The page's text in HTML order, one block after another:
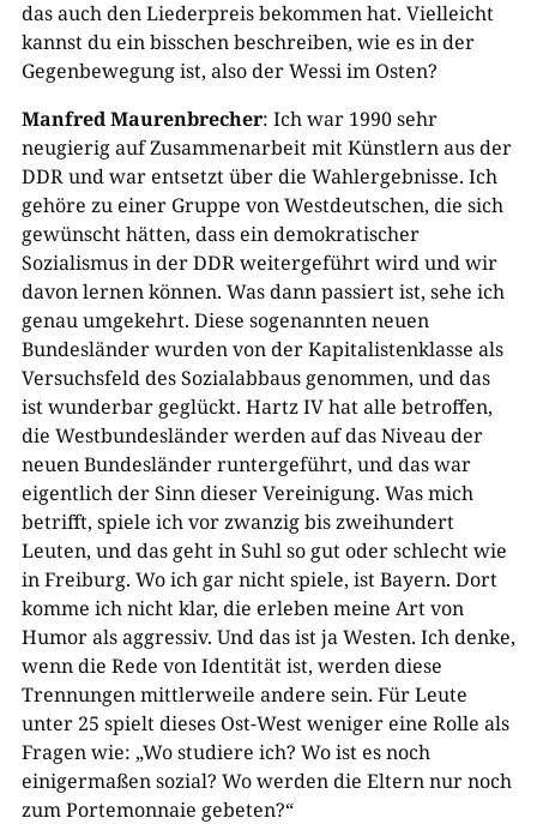
das auch den Liederpreis bekommen hat. Vielleicht
kannst du ein bisschen beschreiben, wie es in der
Gegenbewegung ist, also der Wessi im Osten?
Manfred Maurenbrecher: Ich war 1990 sehr
neugierig auf Zusammenarbeit mit Künstlern aus der
DDR und war entsetzt über die Wahlergebnisse. Ich
gehöre zu einer Gruppe von Westdeutschen, die sich
gewünscht hätten, dass ein demokratischer
Sozialismus in der DDR weitergeführt wird und wir
davon lernen können. Was dann passiert ist, sehe ich
genau umgekehrt. Diese sogenannten neuen
Bundesländer wurden von der Kapitalistenklasse als
Versuchsfeld des Sozialabbaus genommen, und das
ist wunderbar geglückt. Hartz IV hat alle betroffen,
die Westbundesländer werden auf das Niveau der
neuen Bundesländer runtergeführt, und das war
eigentlich der Sinn dieser Vereinigung. Was mich
betrifft, spiele ich vor zwanzig bis zweihundert
Leuten, und das geht in Suhl so gut oder schlecht wie
in Freiburg. Wo ich gar nicht spiele, ist Bayern. Dort
komme ich nicht klar, die erleben meine Art von
Humor als aggressiv. Und das ist ja Westen. Ich denke,
wenn die Rede von Identität ist, werden diese
Trennungen mittlerweile andere sein. Für Leute
unter 25 spielt dieses Ost-West weniger eine Rolle als
Fragen wie: „Wo studiere ich? Wo ist es noch
einigermaßen sozial? Wo werden die Eltern nur noch
zum Portemonnaie gebeten?“